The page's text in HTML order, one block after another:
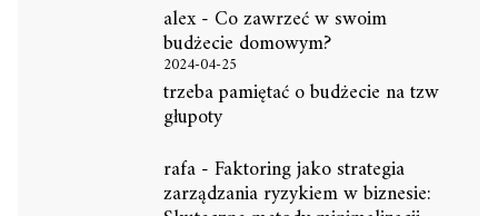
alex- Co zawrzeć w swoim
budżecie domowym?
2024-04-25
trzeba pamiętać o budżecie na tzw
głupoty
rafa-Faktoring jako strategia
zarządzania ryzykiem w biznesie: